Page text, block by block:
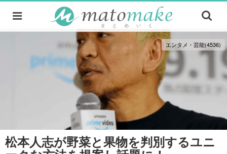
エンタメ・芸能(4536)
松本人志が野菜と果物を判別するユニ